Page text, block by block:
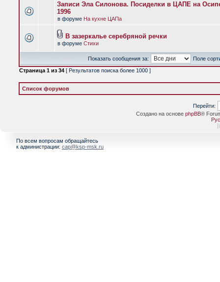
Записи Эла Силонова. Посиделки в ЦАПЕ на
1996
в форуме На кухне ЦАПа
В зазеркалье серебряной речки
в форуме Стихи
Показать сообщения за:
Поле
Страница 1 из 34 [ Результатов поиска более 1000 ]
Список форумов
Перейти:
Создано на основе phpBB®
[
По всем вопросам обращайтесь
к администрации: cap@ksp-msk.ru